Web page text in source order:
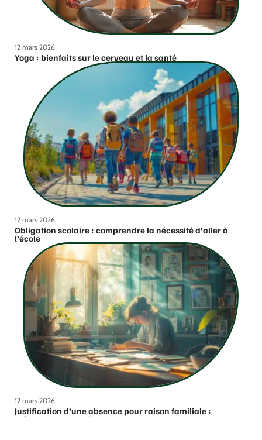
12 mars 2026
Yoga : bienfaits sur le cerveau et la santé
12 mars 2026
Obligation scolaire : comprendre la nécessité d’aller à
l’école
12 mars 2026
Justification d’une absence pour raison familiale :
méthodes et conseils